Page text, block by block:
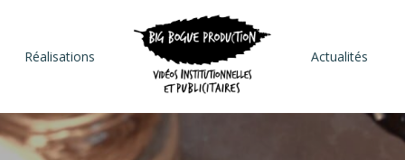
Réalisations Actualités